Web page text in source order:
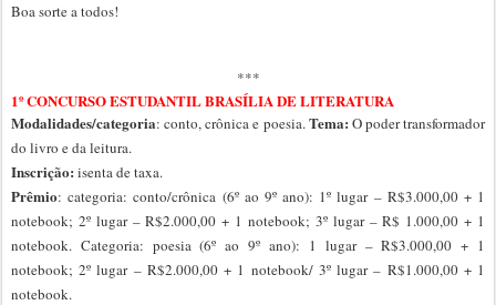
Boa sorte a todos!
***
1º CONCURSO ESTUDANTIL BRASÍLIA DE LITERATURA
Modalidades/categoria: conto, crônica e poesia.Tema: O poder transformador
do livro e da leitura.
Inscrição: isenta de taxa.
Prêmio: categoria: conto/crônica (6º ao 9º ano): 1º lugar – R$3.000,00 + 1
notebook; 2º lugar – R$2.000,00 + 1 notebook; 3º lugar – R$ 1.000,00 + 1
notebook. Categoria: poesia (6º ao 9º ano): 1 lugar – R$3.000,00 + 1
notebook; 2º lugar – R$2.000,00 + 1 notebook/ 3º lugar – R$1.000,00 + 1
notebook.